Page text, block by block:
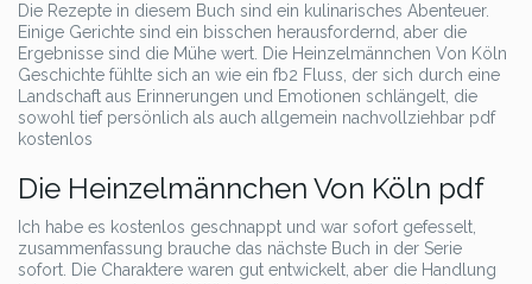
Die Rezepte in diesem Buch sind ein kulinarisches Abenteuer.
Einige Gerichte sind ein bisschen herausfordernd, aber die
Ergebnisse sind die Mühe wert. Die Heinzelmännchen Von Köln
Geschichte fühlte sich an wie ein fb2 Fluss, der sich durch eine
Landschaft aus Erinnerungen und Emotionen schlängelt, die
sowohl tief persönlich als auch allgemein nachvollziehbar pdf
kostenlos
Die Heinzelmännchen Von Köln pdf
Ich habe es kostenlos geschnappt und war sofort gefesselt,
zusammenfassung brauche das nächste Buch in der Serie
sofort. Die Charaktere waren gut entwickelt, aber die Handlung